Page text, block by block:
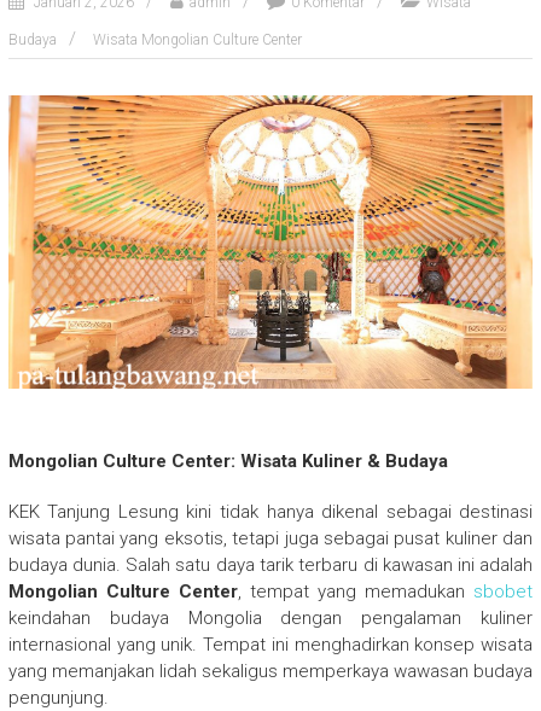
Budaya Wisata Mongolian Culture Center
Mongolian Culture Center: Wisata Kuliner & Budaya
KEK Tanjung Lesung kini tidak hanya dikenal sebagai destinasi
wisata pantai yang eksotis, tetapi juga sebagai pusat kuliner dan
budaya dunia. Salah satu daya tarik terbaru di kawasan ini adalah
Mongolian Culture Center, tempat yang memadukan sbobet
keindahan budaya Mongolia dengan pengalaman kuliner
internasional yang unik. Tempat ini menghadirkan konsep wisata
yang memanjakan lidah sekaligus memperkaya wawasan budaya
pengunjung.